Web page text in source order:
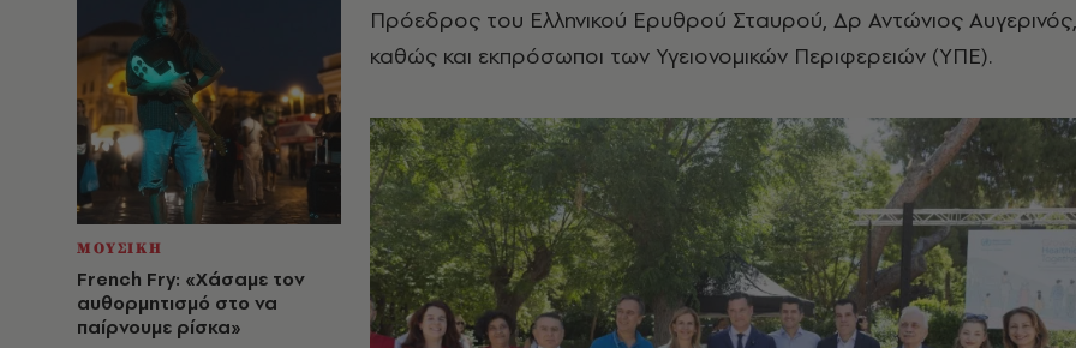
ΜΟΥΣΙΚΗ
French Fry: «Χάσαμε τον
αυθορμητισμό στο να
παίρνουμε ρίσκα»
Πρόεδρος του Ελληνικού Ερυθρού Σταυρού, Δρ Αντώνιος Αυγερινός,
καθώς και εκπρόσωποι των Υγειονομικών Περιφερειών (ΥΠΕ).